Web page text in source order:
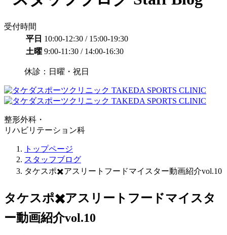
受付時間
平日 10:00-12:30 / 15:00-19:30
土曜 9:00-11:30 / 14:00-16:30
休診：日曜・祝日
整形外科・
リハビリテーション科
トップページ
スタッフブログ
タケスポ✖️アスリートフードマイスター動画紹介vol.10
タケスポ✖️アスリートフードマイスタ
ー動画紹介vol.10